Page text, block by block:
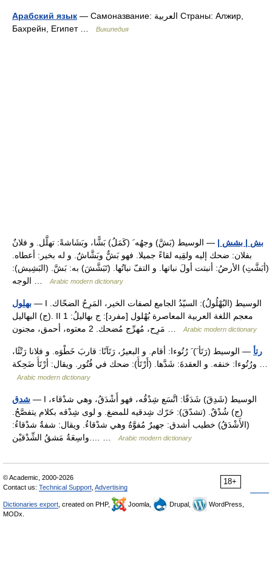
Арабский язык — Самоназвание: العربية Страны: Алжир,
Бахрейн, Египет …
Википедия
بش | بشش | — الوسيط (بَشَّ) وجهُه َ (كَمَلُ) بَشًّا، وبَشَاشةً: تهلَّل. و فلانٌ
بفلان: ضحك إليه ولقِيه لقاءً جميلا. فهو بَشٌّ وبَشَّاشٌ. و له بخير: أعطاه.
(أبَشَّتِ) الأرضُ: أنبتت أولَ نباتها. و التفّ نباتُها. (تَبَشَّشَ) به: بَشَّ. (البَشِيش):
Arabic modern dictionary
بهلول — I الوسيط (البُهْلُولُ): السيّدُ الجامع لصفات الخير، المَرِحُ الضحّاك.
(ج) البهاليل. II معجم اللغة العربية المعاصرة بُهْلول [مفرد]: ج بهاليلُ: 1
Arabic modern dictionary
رتأ — الوسيط (رَتَأ َ) َ رُتُوءا: أقام. و البعيرُ، رَتَآنًا: قاربَ خَطْوَه. و فلانا رَتْئًا،
ورُتُوءا: خنقه. و العقدةَ: شَدَّها. (أَرْتَأَ): ضحك في فُتُور. ويقال: أرْتَأَ ضَحِكة …
Arabic modern dictionary
شدق — I الوسيط (شَدِقَ) شَدَقًا: اتَّسَع شِدْقُه، فهو أَشْدَقُ، وهي شدْقاء،
(ج) شُدْقٌ. (تشدّقَ): حَرّك شِدقيه للمضغ. و لوى شِدْقه بكلام يتفصَّحُ.
(الأَشْدَقُ) خطيب أشدق: جهيرٌ مُفوَّهٌ وهي شدْقاءُ. ويقال: شفةٌ شدْقاءُ:
Arabic modern dictionary
18+
© Academic, 2000-2026
Contact us: Technical Support Advertising
Dictionaries export , created on PHP, Joomla, Drupal,
WordPress,
MODx.